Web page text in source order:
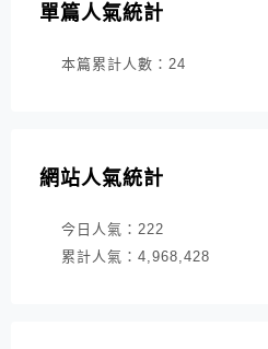
單篇人氣統計
本篇累計人數： 24
網站人氣統計
今日人氣： 222
累計人氣： 4,968,428